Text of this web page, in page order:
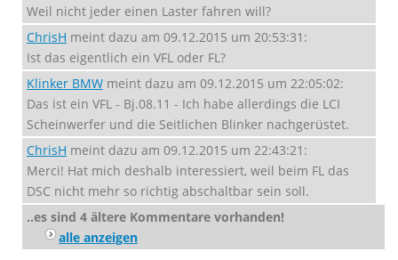
Weil nicht jeder einen Laster fahren will?
ChrisH meint dazu am 09.12.2015 um 20:53:31:
Ist das eigentlich ein VFL oder FL?
Klinker BMW meint dazu am 09.12.2015 um 22:05:02:
Das ist ein VFL - Bj.08.11 - Ich habe allerdings die LCI
Scheinwerfer und die Seitlichen Blinker nachgerüstet.
ChrisH meint dazu am 09.12.2015 um 22:43:21:
Merci! Hat mich deshalb interessiert, weil beim FL das
DSC nicht mehr so richtig abschaltbar sein soll.
..es sind 4 ältere Kommentare vorhanden!
alle anzeigen